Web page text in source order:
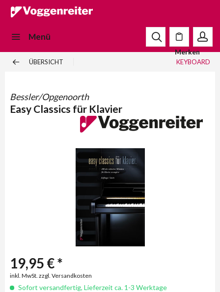
Menü
Merken
ÜBERSICHT KEYBOARD
Bessler/Opgenoorth
Easy Classics für Klavier
19,95 € *
inkl. MwSt. zzgl. Versandkosten
Sofort versandfertig, Lieferzeit ca. 1-3 Werktage